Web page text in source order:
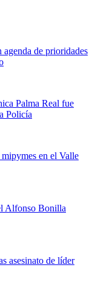
de prioridades
Palma Real fue
Policía
en el Valle
Alfonso Bonilla
asesinato de líder